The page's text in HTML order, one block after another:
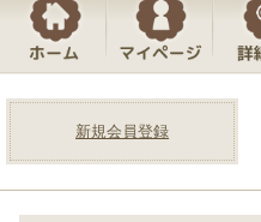
新規会員登録